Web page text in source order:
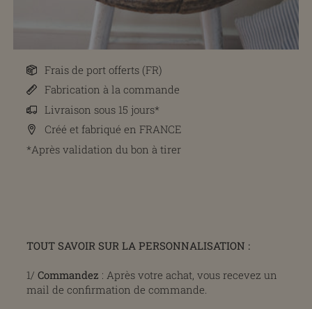
Frais de port offerts (FR)
Fabrication à la commande
Livraison sous 15 jours*
Créé et fabriqué en FRANCE
*Après validation du bon à tirer
TOUT SAVOIR SUR LA PERSONNALISATION :
1/ Commandez : Après votre achat, vous recevez un
mail de confirmation de commande.